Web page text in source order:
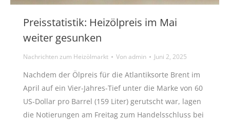
Preisstatistik: Heizölpreis im Mai
weiter gesunken
Nachrichten zum Heizölmarkt Vonadmin Juni 2, 2025
Nachdem der Ölpreis für die Atlantiksorte Brent im
April auf ein Vier-Jahres-Tief unter die Marke von 60
US-Dollar pro Barrel (159 Liter) gerutscht war, lagen
die Notierungen am Freitag zum Handelsschluss bei